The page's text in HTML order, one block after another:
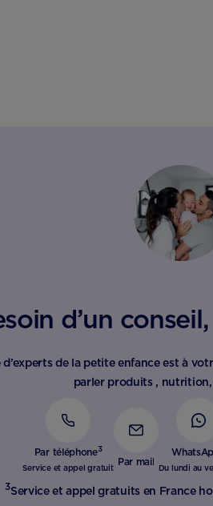
d’un
d’experts de la petite enfance est à
parler produits ,
Par téléphone3
Service et appel gratuit Par mail Du lundi au
3Service et appel gratuits en France